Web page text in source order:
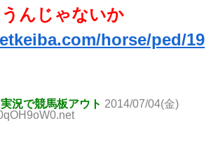
んじゃないか
horse/ped/19
況で競馬板アウト 2014/07/04(金)